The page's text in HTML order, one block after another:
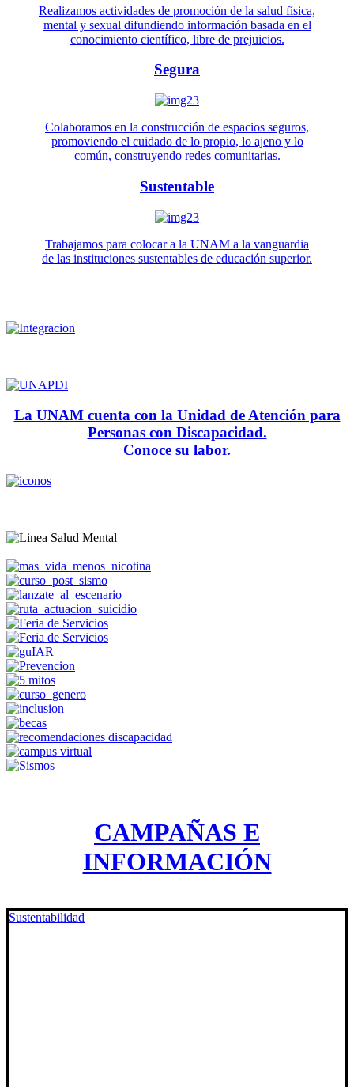
Realizamos actividades de promoción de la salud física,
mental y sexual difundiendo información basada en el
conocimiento científico, libre de prejuicios.
Segura
Colaboramos en la construcción de espacios seguros,
promoviendo el cuidado de lo propio, lo ajeno y lo
común, construyendo redes comunitarias.
Sustentable
Trabajamos para colocar a la UNAM a la vanguardia
de las instituciones sustentables de educación superior.
La UNAM cuenta con la Unidad de Atención para
Personas con Discapacidad.
Conoce su labor.
CAMPAÑAS E
INFORMACIÓN
Sustentabilidad